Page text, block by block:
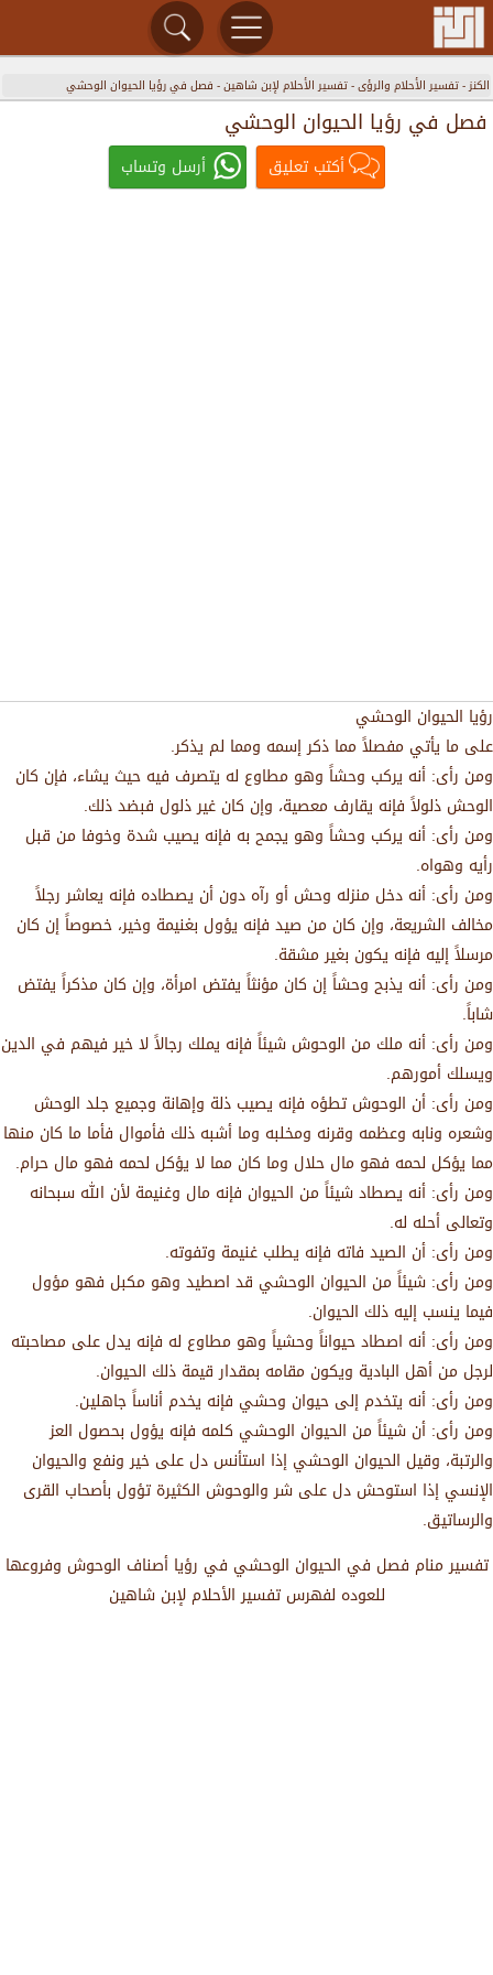
الكنز-تفسير الأحلام والرؤى-تفسير الأحلام لإبن شاهين- فصل في رؤيا الحيوان الوحشي
فصل في رؤيا الحيوان الوحشي
أكتب تعليق أرسل وتساب
رؤيا الحيوان الوحشي
على ما يأتي مفصلاً مما ذكر إسمه ومما لم يذكر.
ومن رأى: أنه يركب وحشاً وهو مطاوع له يتصرف فيه حيث يشاء، فإن كان
الوحش ذلولاً فإنه يقارف معصية، وإن كان غير ذلول فبضد ذلك.
ومن رأى: أنه يركب وحشاً وهو يجمح به فإنه يصيب شدة وخوفا من قبل
رأيه وهواه.
ومن رأى: أنه دخل منزله وحش أو رآه دون أن يصطاده فإنه يعاشر رجلاً
مخالف الشريعة، وإن كان من صيد فإنه يؤول بغنيمة وخير، خصوصاً إن كان
مرسلاً إليه فإنه يكون بغير مشقة.
ومن رأى: أنه يذبح وحشاً إن كان مؤنثاً يفتض امرأة، وإن كان مذكراً يفتض
شاباً.
ومن رأى: أنه ملك من الوحوش شيئاً فإنه يملك رجالاً لا خير فيهم في الدين
ويسلك أمورهم.
ومن رأى: أن الوحوش تطؤه فإنه يصيب ذلة وإهانة وجميع جلد الوحش
وشعره ونابه وعظمه وقرنه ومخلبه وما أشبه ذلك فأموال فأما ما كان منها
مما يؤكل لحمه فهو مال حلال وما كان مما لا يؤكل لحمه فهو مال حرام.
ومن رأى: أنه يصطاد شيئاً من الحيوان فإنه مال وغنيمة لأن الله سبحانه
وتعالى أحله له.
ومن رأى: أن الصيد فاته فإنه يطلب غنيمة وتفوته.
ومن رأى: شيئاً من الحيوان الوحشي قد اصطيد وهو مكبل فهو مؤول
فيما ينسب إليه ذلك الحيوان.
ومن رأى: أنه اصطاد حيواناً وحشياً وهو مطاوع له فإنه يدل على مصاحبته
لرجل من أهل البادية ويكون مقامه بمقدار قيمة ذلك الحيوان.
ومن رأى: أنه يتخدم إلى حيوان وحشي فإنه يخدم أناساً جاهلين.
ومن رأى: أن شيئاً من الحيوان الوحشي كلمه فإنه يؤول بحصول العز
والرتبة، وقيل الحيوان الوحشي إذا استأنس دل على خير ونفع والحيوان
الإنسي إذا استوحش دل على شر والوحوش الكثيرة تؤول بأصحاب القرى
والرساتيق.
تفسير منام فصل في الحيوان الوحشي في رؤيا أصناف الوحوش وفروعها
للعوده لفهرس تفسير الأحلام لإبن شاهين